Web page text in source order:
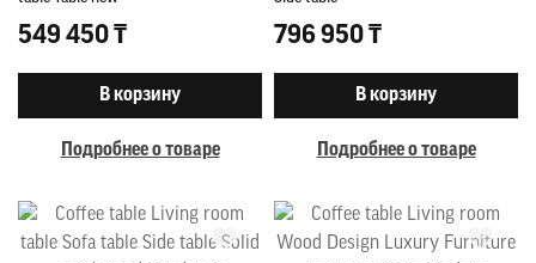
549 450 ₸
В корзину
Подробнее о товаре
796 950 ₸
В корзину
Подробнее о товаре